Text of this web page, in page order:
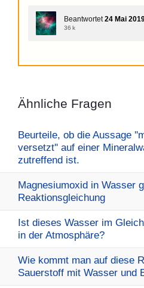
Beantwortet 24 Mai
36 k
Ähnliche Fragen
Beurteile, ob die Aussage
versetzt'' auf einer
zutreffend ist.
Magnesiumoxid in Wasser
Reaktionsgleichung
Ist dieses Wasser im
in der Atmosphäre?
Wie kommt man auf diese
Sauerstoff mit Wasser und